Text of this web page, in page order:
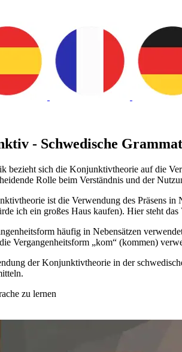
- Schwedische
bezieht sich die Konjunktivtheorie auf die
Rolle beim Verständnis und der
ist die Verwendung des Präsens
ich ein großes Haus kaufen). Hier steht
häufig in Nebensätzen
Vergangenheitsform „kom“ (kommen)
der Konjunktivtheorie in der
zu lernen